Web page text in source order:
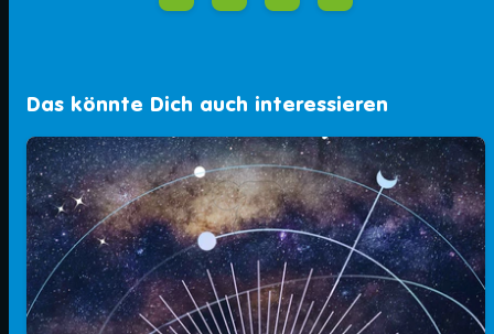
Das könnte Dich auch interessieren